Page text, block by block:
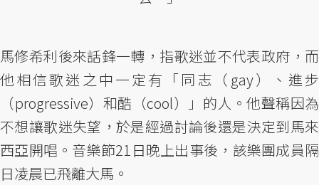
馬修希利後來話鋒一轉，指歌迷並不代表政府，而
他相信歌迷之中一定有「同志（gay）、進步
（progressive）和酷（cool）」的人。他聲稱因為
不想讓歌迷失望，於是經過討論後還是決定到馬來
西亞開唱。音樂節21日晚上出事後，該樂團成員隔
日凌晨已飛離大馬。